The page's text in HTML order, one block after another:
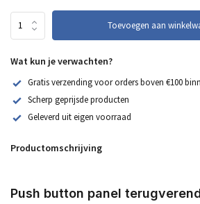
Toevoegen aan
Wat kun je verwachten?
Gratis verzending voor orders boven €100
Scherp geprijsde producten
Geleverd uit eigen voorraad
Productomschrijving
Push button panel